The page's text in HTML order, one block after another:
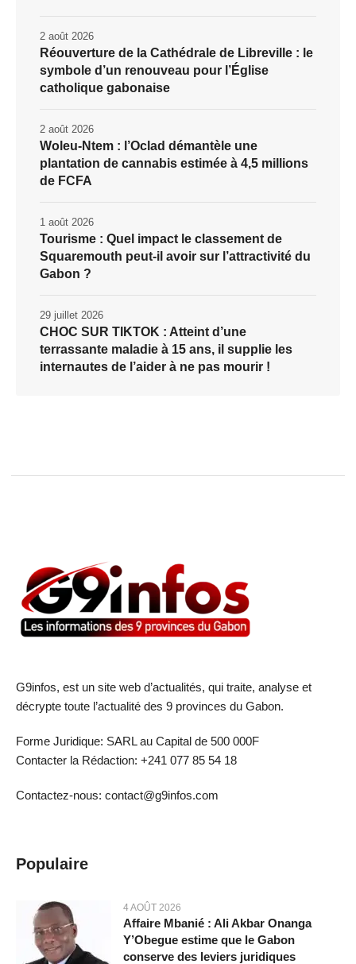
Réouverture de la Cathédrale de Libreville : le
symbole d’un renouveau pour l’Église
catholique gabonaise
2 août 2026
Woleu-Ntem : l’Oclad démantèle une
plantation de cannabis estimée à 4,5 millions
de FCFA
2 août 2026
Tourisme : Quel impact le classement de
Squaremouth peut-il avoir sur l’attractivité du
Gabon ?
1 août 2026
CHOC SUR TIKTOK : Atteint d’une
terrassante maladie à 15 ans, il supplie les
internautes de l’aider à ne pas mourir !
29 juillet 2026
G9infos, est un site web d’actualités, qui traite, analyse et
décrypte toute l’actualité des 9 provinces du Gabon.
Forme Juridique: SARL au Capital de 500 000F
Contacter la Rédaction: +241 077 85 54 18
Contactez-nous: contact@g9infos.com
Populaire
4 AOÛT 2026
Affaire Mbanié : Ali Akbar Onanga
Y’Obegue estime que le Gabon
conserve des leviers juridiques